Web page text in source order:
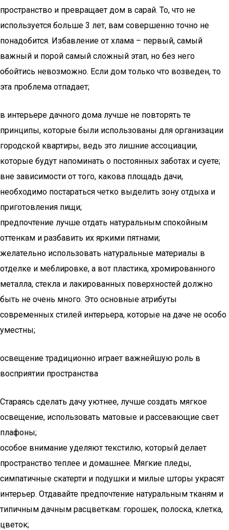
пространство и превращает дом в сарай. То, что не
используется больше 3 лет, вам совершенно точно не
понадобится. Избавление от хлама – первый, самый
важный и порой самый сложный этап, но без него
обойтись невозможно. Если дом только что возведен, то
эта проблема отпадает;
в интерьере дачного дома лучше не повторять те
принципы, которые были использованы для организации
городской квартиры, ведь это лишние ассоциации,
которые будут напоминать о постоянных заботах и суете;
вне зависимости от того, какова площадь дачи,
необходимо постараться четко выделить зону отдыха и
приготовления пищи;
предпочтение лучше отдать натуральным спокойным
оттенкам и разбавить их яркими пятнами;
желательно использовать натуральные материалы в
отделке и меблировке, а вот пластика, хромированного
металла, стекла и лакированных поверхностей должно
быть не очень много. Это основные атрибуты
современных стилей интерьера, которые на даче не особо
уместны;
освещение традиционно играет важнейшую роль в
восприятии пространства
Стараясь сделать дачу уютнее, лучше создать мягкое
освещение, использовать матовые и рассевающие свет
плафоны;
особое внимание уделяют текстилю, который делает
пространство теплее и домашнее. Мягкие пледы,
симпатичные скатерти и подушки и милые шторы украсят
интерьер. Отдавайте предпочтение натуральным тканям и
типичным дачным расцветкам: горошек, полоска, клетка,
цветок;